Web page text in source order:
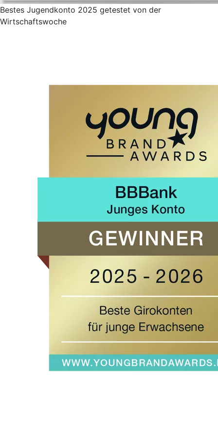
Bestes Jugendkonto 2025 getestet von der
Wirtschaftswoche